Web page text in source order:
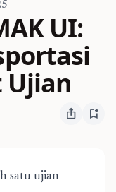
UI:
Ujian
ios_share bookmark_add
satu ujian